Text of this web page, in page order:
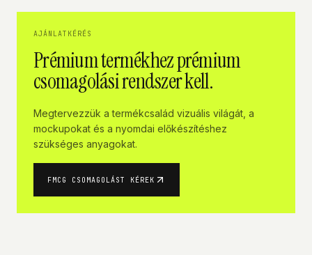
AJÁNLATKÉRÉS
Prémium termékhez prémium
csomagolási rendszer kell.
Megtervezzük a termékcsalád vizuális világát, a
mockupokat és a nyomdai előkészítéshez
szükséges anyagokat.
FMCG CSOMAGOLÁST KÉREK